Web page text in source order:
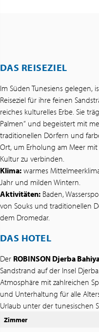
DAS REISEZIEL
Im Süden Tunesiens gelegen,
Reiseziel für ihre feinen
reiches kulturelles Erbe. Sie
Palmen“ und begeistert mit
traditionellen Dörfern und
Ort, um Erholung am Meer
Kultur zu verbinden.
Klima: warmes
Jahr und milden Wintern.
Aktivitäten: Baden,
von Souks und traditionellen
dem Dromedar.
DAS HOTEL
Der ROBINSON Djerba
Sandstrand auf der Insel
Atmosphäre mit zahlreichen
und Unterhaltung für alle
Urlaub unter der tunesischen
Zimmer